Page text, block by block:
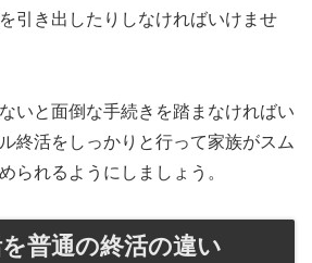
引き出したりしなければいけませ
いと面倒な手続きを踏まなければい
終活をしっかりと行って家族がスム
られるようにしましょう。
普通の終活の違い